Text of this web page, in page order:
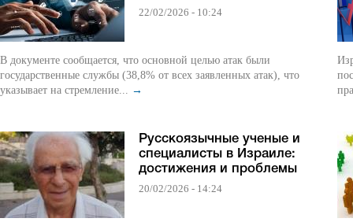
22/02/2026 - 10:24
В документе сообщается, что основной целью атак были
государственные службы (38,8% от всех заявленных атак), что
указывает на стремление... →
Русскоязычные ученые и
специалисты в Израиле:
достижения и проблемы
20/02/2026 - 14:24